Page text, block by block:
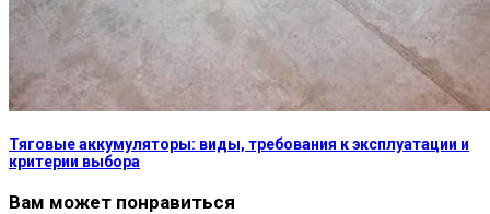
Тяговые аккумуляторы: виды, требования к эксплуатации и
критерии выбора
Вам может понравиться